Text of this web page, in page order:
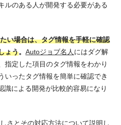
ルのある人が開発する必要がある
い場合は、タグ情報を手軽に確認
ょう。 Autoジョブ名人にはダグ解
指定した項目のタグ情報をわかり
いったタグ情報を簡単に確認でき
識による開発が比較的容易になり
さとその対応方法について説明し